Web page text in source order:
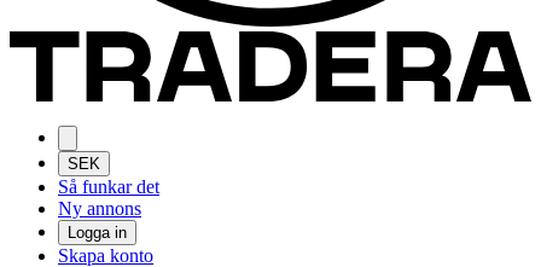
SEK
Så funkar det
Ny annons
Logga in
Skapa konto